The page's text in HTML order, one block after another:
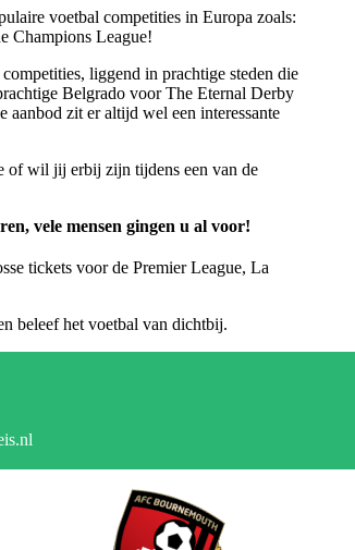
voetbal competities in Europa zoals:
Champions League!
liggend in prachtige steden die
Belgrado voor The Eternal Derby
zit er altijd wel een interessante
of wil jij erbij zijn tijdens een van de
vele mensen gingen u al voor!
tickets voor de Premier League, La
beleef het voetbal van dichtbij.